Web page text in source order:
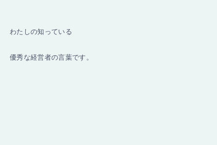
わたしの知っている
優秀な経営者の言葉です。